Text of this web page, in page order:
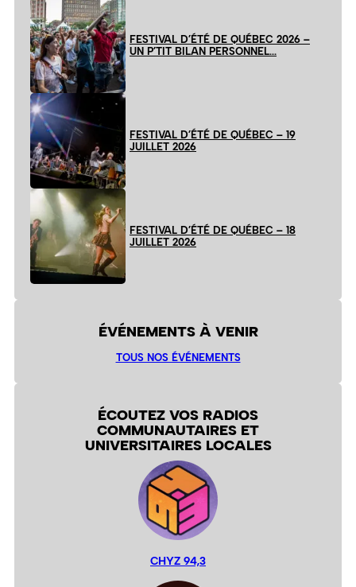
FESTIVAL D’ÉTÉ DE QUÉBEC 2026 –
UN P’TIT BILAN PERSONNEL…
FESTIVAL D’ÉTÉ DE QUÉBEC – 19
JUILLET 2026
FESTIVAL D’ÉTÉ DE QUÉBEC – 18
JUILLET 2026
ÉVÉNEMENTS À VENIR
TOUS NOS ÉVÉNEMENTS
ÉCOUTEZ VOS RADIOS
COMMUNAUTAIRES ET
UNIVERSITAIRES LOCALES
CHYZ 94,3